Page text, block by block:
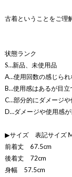
古着ということをご理
状態ランク
S…新品、未使用品
A…使用回数の感じられ
B…使用感はあるが目
C…部分的にダメージ
D…ダメージや使用感
▶サイズ 表記サイズ
前着丈 67.5cm
後着丈 72cm
身幅 57.5cm